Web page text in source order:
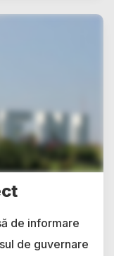
de informare
de guvernare